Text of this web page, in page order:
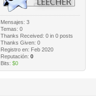
Mensajes: 3
Temas: 0
Thanks Received: 0in 0 posts
Thanks Given: 0
Registro en: Feb 2020
Reputación: 0
Bits: $0